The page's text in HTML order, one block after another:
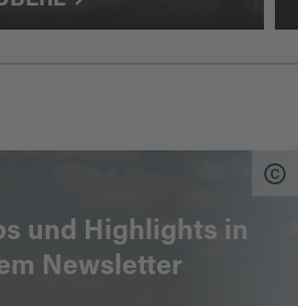
und Highlights in
Newsletter